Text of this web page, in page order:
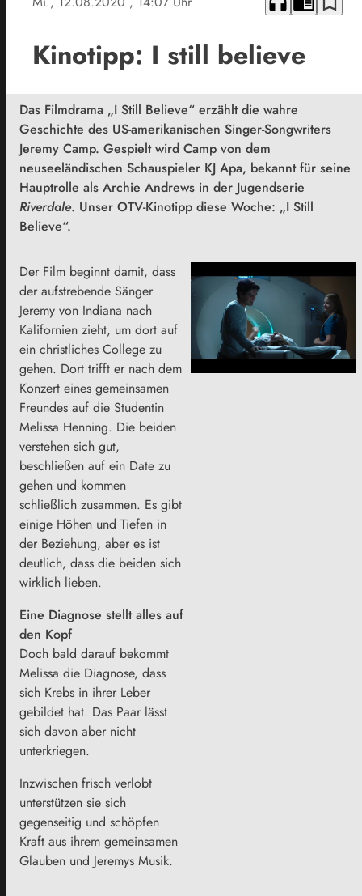
Kinotipp: I still believe
Das Filmdrama „I Still Believe“ erzählt die wahre
Geschichte des US-amerikanischen Singer-Songwriters
Jeremy Camp. Gespielt wird Camp von dem
neuseeländischen Schauspieler KJ Apa, bekannt für seine
Hauptrolle als Archie Andrews in der Jugendserie
Riverdale. Unser OTV-Kinotipp diese Woche: „I Still
Believe“.
Der Film beginnt damit, dass
der aufstrebende Sänger
Jeremy von Indiana nach
Kalifornien zieht, um dort auf
ein christliches College zu
gehen. Dort trifft er nach dem
Konzert eines gemeinsamen
Freundes auf die Studentin
Melissa Henning. Die beiden
verstehen sich gut,
beschließen auf ein Date zu
gehen und kommen
schließlich zusammen. Es gibt
einige Höhen und Tiefen in
der Beziehung, aber es ist
deutlich, dass die beiden sich
wirklich lieben.
Eine Diagnose stellt alles auf
den Kopf
Doch bald darauf bekommt
Melissa die Diagnose, dass
sich Krebs in ihrer Leber
gebildet hat. Das Paar lässt
sich davon aber nicht
unterkriegen.
Inzwischen frisch verlobt
unterstützen sie sich
gegenseitig und schöpfen
Kraft aus ihrem gemeinsamen
Glauben und Jeremys Musik.